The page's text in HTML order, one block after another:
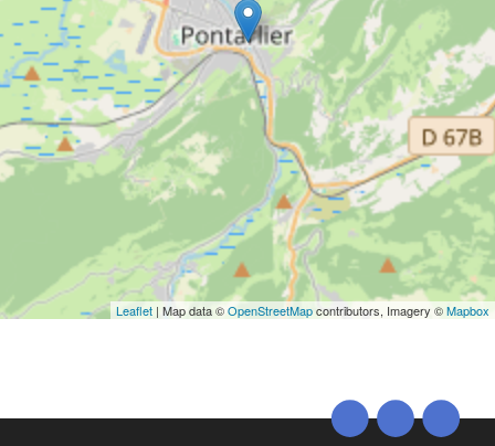
Leaflet | Map data ©OpenStreetMapcontributors, Imagery ©Mapbox